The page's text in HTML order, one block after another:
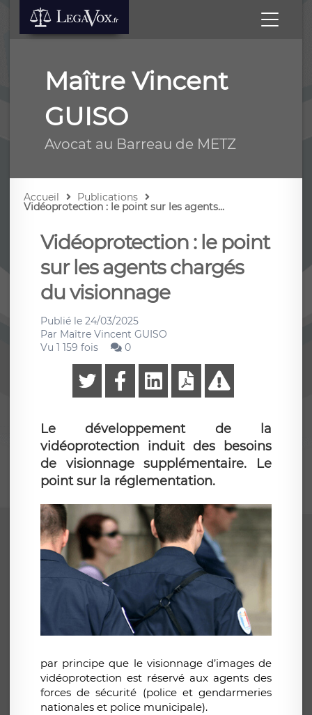
Maître Vincent
GUISO
Avocat au Barreau de METZ
Accueil Publications
Vidéoprotection : le point sur les agents...
Vidéoprotection : le point
sur les agents chargés
du visionnage
Publié le 24/03/2025
Par Maître Vincent GUISO
Vu 1 159 fois
0
Le développement de la
vidéoprotection induit des besoins
de visionnage supplémentaire. Le
point sur la réglementation.
par principe que le visionnage d’images de
vidéoprotection est réservé aux agents des
forces de sécurité (police et gendarmeries
nationales et police municipale).